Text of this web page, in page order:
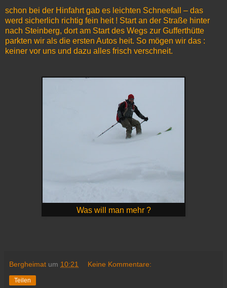
schon bei der Hinfahrt gab es leichten Schneefall – das
werd sicherlich richtig fein heit ! Start an der Straße hinter
nach Steinberg, dort am Start des Wegs zur Gufferthütte
parkten wir als die ersten Autos heit. So mögen wir das :
keiner vor uns und dazu alles frisch verschneit.
Was will man mehr ?
Bergheimat um 10:21 Keine Kommentare:
Teilen